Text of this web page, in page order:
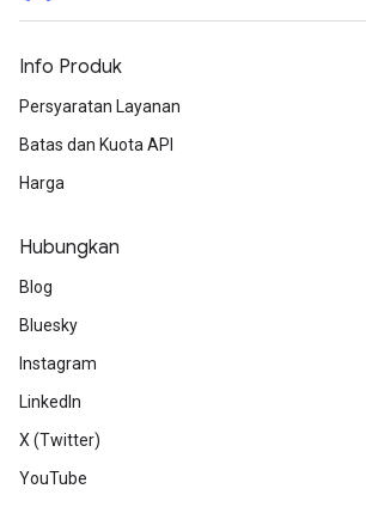
Info Produk
Persyaratan Layanan
Batas dan Kuota API
Harga
Hubungkan
Blog
Bluesky
Instagram
LinkedIn
X (Twitter)
YouTube